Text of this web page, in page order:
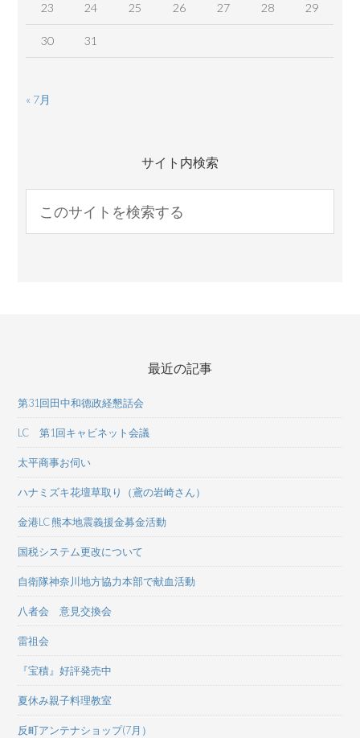
23 24 25 26 27 28 29
30 31
« 7月
サイト内検索
最近の記事
第31回田中和德政経懇話会
LC 第1回キャビネット会議
太平商事お伺い
ハナミズキ花壇草取り（鳶の岩崎さん）
金港LC 熊本地震義援金募金活動
国税システム更改について
自衛隊神奈川地方協力本部で献血活動
八者会 意見交換会
雷祖会
『宝積』好評発売中
夏休み親子料理教室
反町アンテナショップ(7月）